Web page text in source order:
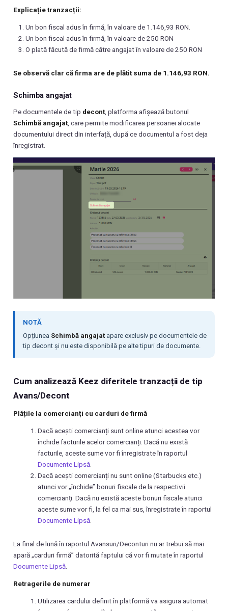
Explicație tranzacții:
Un bon fiscal adus în firmă, în valoare de 1.146,93 RON.
Un bon fiscal adus în firmă, în valoare de 250 RON
O plată făcută de firmă către angajat în valoare de 250 RON
Se observă clar că firma are de plătit suma de 1.146,93 RON.
Schimba angajat
Pe documentele de tip decont, platforma afișează butonul
Schimbă angajat, care permite modificarea persoanei alocate
documentului direct din interfață, după ce documentul a fost deja
înregistrat.
NOTĂ
Opțiunea Schimbă angajatapare exclusiv pe documentele de
tip decont și nu este disponibilă pe alte tipuri de documente.
Cum analizează Keez diferitele tranzacții de tip
Avans/Decont
Plățile la comercianți cu carduri de firmă
Dacă acești comercianți sunt online atunci acestea vor
închide facturile acelor comercianți. Dacă nu există
facturile, aceste sume vor fi înregistrate în raportul
Documente Lipsă.
Dacă acești comercianți nu sunt online (Starbucks etc.)
atunci vor „închide” bonuri fiscale de la respectivii
comercianți. Dacă nu există aceste bonuri fiscale atunci
aceste sume vor fi, la fel ca mai sus, înregistrate în raportul
Documente Lipsă.
La final de lună în raportul Avansuri/Deconturi nu ar trebui să mai
apară „carduri firmă” datorită faptului că vor fi mutate în raportul
Documente Lipsă.
Retragerile de numerar
Utilizarea cardului definit în platformă va asigura automat